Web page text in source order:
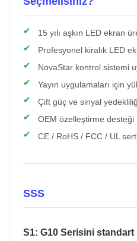
15 yılı aşkın LED ekran
Profesyonel kiralık LED
NovaStar kontrol sistemi
Yayın uygulamaları için
Çift güç ve sinyal
OEM özelleştirme desteği
CE / RoHS / FCC / UL
SSS
S1: G10 Serisini standart